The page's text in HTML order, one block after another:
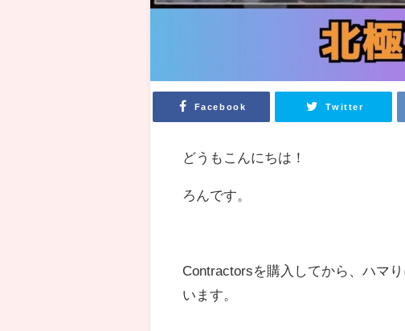
Facebook Twitter
どうもこんにちは！
ろんです。
Contractorsを購入してから、ハマ
います。